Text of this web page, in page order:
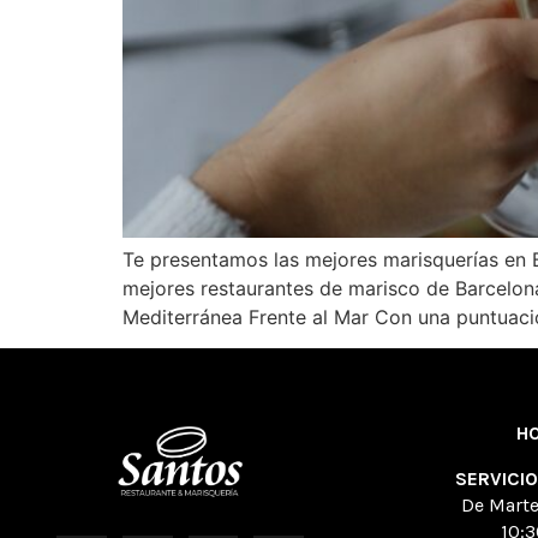
Te presentamos las mejores marisquerías
mejores restaurantes de marisco de
Mediterránea Frente al Mar Con una
De